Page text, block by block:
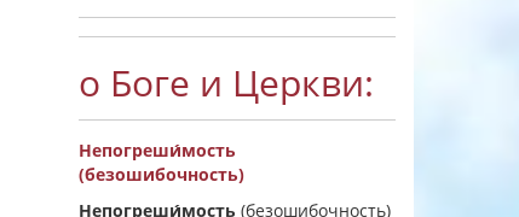
о Боге и Церкви:
Непогреши́мость
(безошибочность)
Непогреши́мость (безошибочность)